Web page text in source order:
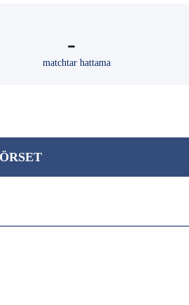
-
matchtar hattama